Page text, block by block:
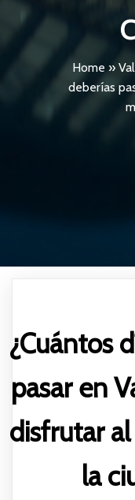
Home »
deberías
¿Cuántos
pasar en
disfrutar
la